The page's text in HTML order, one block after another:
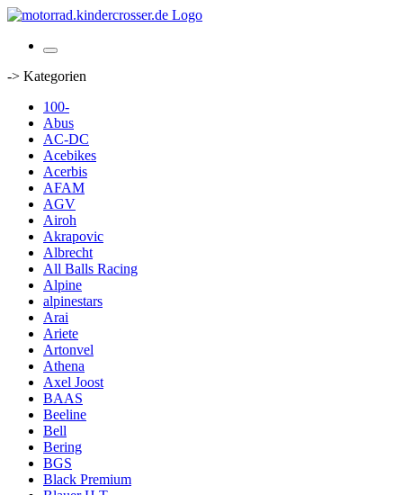
-> Kategorien
100-
Abus
AC-DC
Acebikes
Acerbis
AFAM
AGV
Airoh
Akrapovic
Albrecht
All Balls Racing
Alpine
alpinestars
Arai
Ariete
Artonvel
Athena
Axel Joost
BAAS
Beeline
Bell
Bering
BGS
Black Premium